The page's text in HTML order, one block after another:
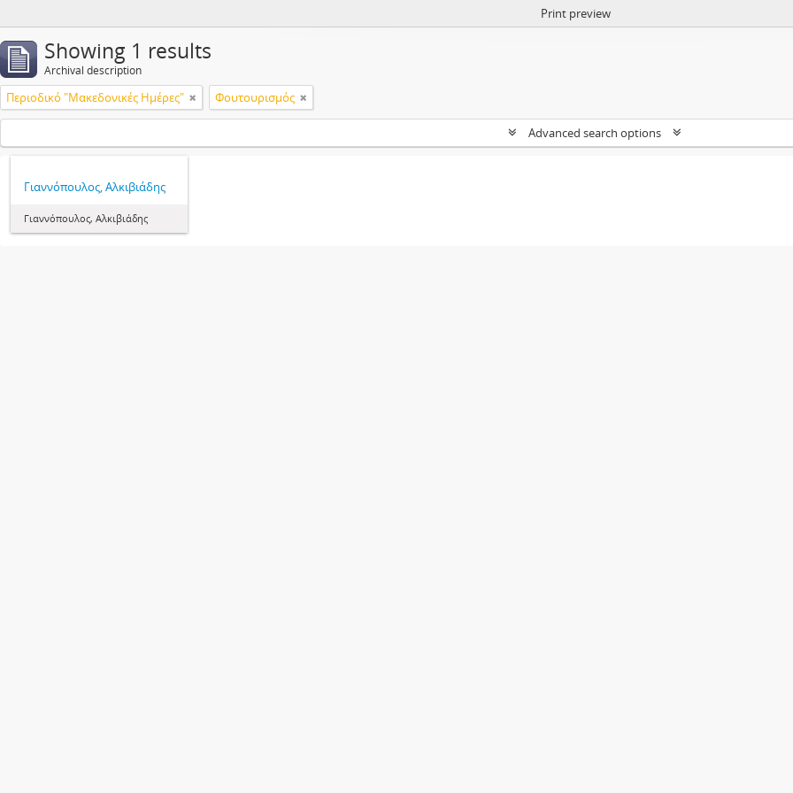
Print preview
Showing 1 results
Archival description
Περιοδικό "Μακεδονικές Ημέρες" Φουτουρισμός
Advanced search options
Γιαννόπουλος, Αλκιβιάδης
Γιαννόπουλος, Αλκιβιάδης